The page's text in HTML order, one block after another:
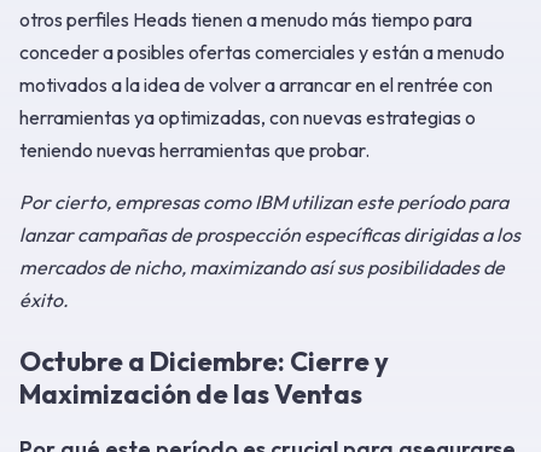
otros perfiles Heads tienen a menudo más tiempo para
conceder a posibles ofertas comerciales y están a menudo
motivados a la idea de volver a arrancar en el rentrée con
herramientas ya optimizadas, con nuevas estrategias o
teniendo nuevas herramientas que probar.
Por cierto, empresas como IBM utilizan este período para
lanzar campañas de prospección específicas dirigidas a los
mercados de nicho, maximizando así sus posibilidades de
éxito.
Octubre a Diciembre: Cierre y
Maximización de las Ventas